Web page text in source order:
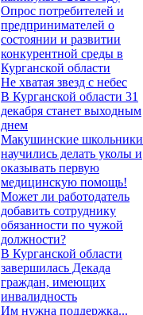
Опрос потребителей и
предпринимателей о
состоянии и развитии
конкурентной среды в
Курганской области
Не хватая звезд с небес
В Курганской области 31
декабря станет выходным
днем
Макушинские школьники
научились делать уколы и
оказывать первую
медицинскую помощь!
Может ли работодатель
добавить сотруднику
обязанности по чужой
должности?
В Курганской области
завершилась Декада
граждан, имеющих
инвалидность
Им нужна поддержка...